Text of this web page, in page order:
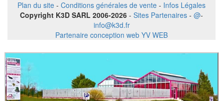
Plan du site - Conditions générales de vente - Infos Légales
Copyright K3D SARL 2006-2026 - Sites Partenaires - @-
info@k3d.fr
Partenaire conception web YV WEB